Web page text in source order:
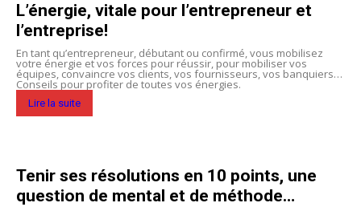
L’énergie, vitale pour l’entrepreneur et
l’entreprise!
En tant qu’entrepreneur, débutant ou confirmé, vous mobilisez
votre énergie et vos forces pour réussir, pour mobiliser vos
équipes, convaincre vos clients, vos fournisseurs, vos banquiers…
Conseils pour profiter de toutes vos énergies.
Lire la suite
Tenir ses résolutions en 10 points, une
question de mental et de méthode…